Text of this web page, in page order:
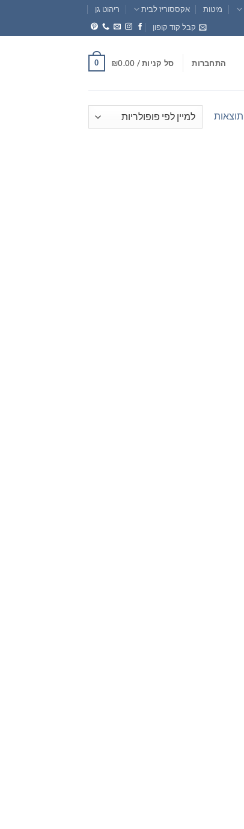
מיטות אקססוריז לבית
ריהוט גן
קבל קוד קופון
התחברות סל קניות / ₪0.00
0
ממוין
לפי